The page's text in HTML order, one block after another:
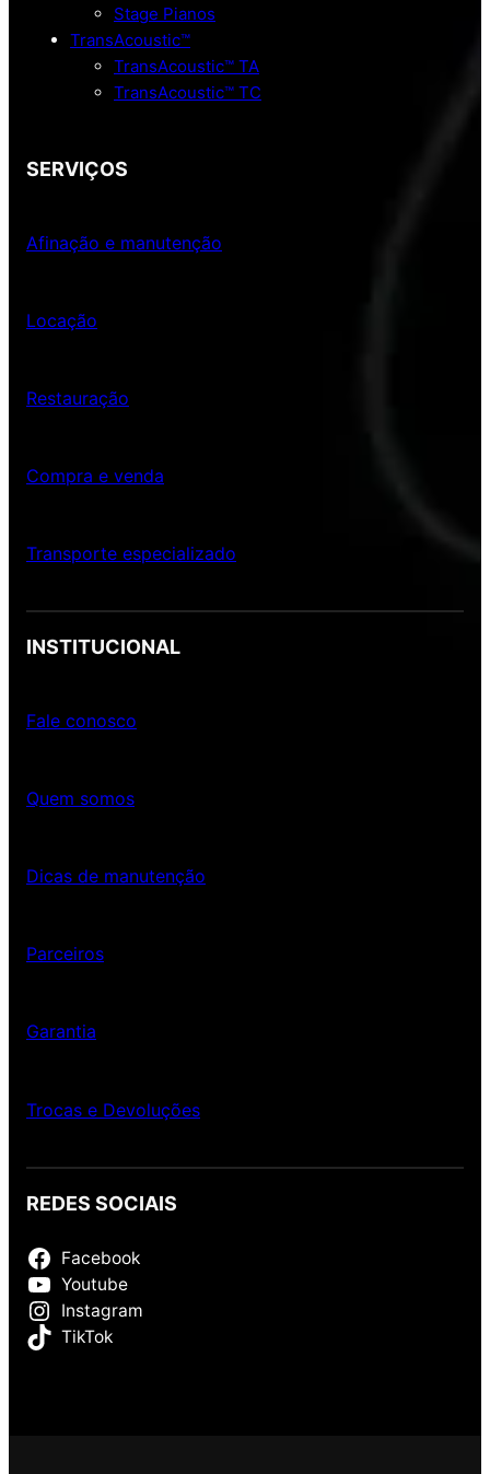
Stage Pianos
TransAcoustic™
TransAcoustic™ TA
TransAcoustic™ TC
SERVIÇOS
Afinação e manutenção
Locação
Restauração
Compra e venda
Transporte especializado
INSTITUCIONAL
Fale conosco
Quem somos
Dicas de manutenção
Parceiros
Garantia
Trocas e Devoluções
REDES SOCIAIS
Facebook
Youtube
Instagram
TikTok